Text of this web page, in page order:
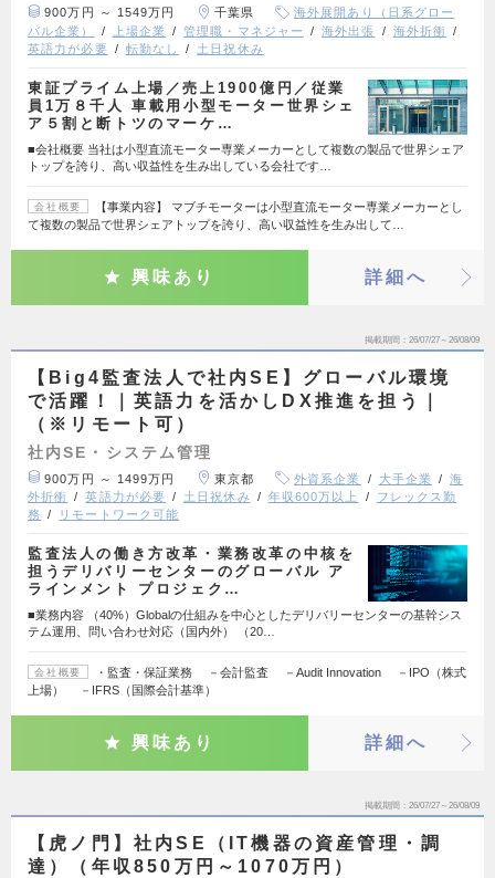
900万円 ～ 1549万円 千葉県
海外展開あり（日系グロー
バル企業）
上場企業 管理職・マネジャー 海外出張
海外折衝
英語力が必要
転勤なし 土日祝休み
東証プライム上場／売上1900億円／従業
員1万８千人 車載用小型モーター世界シェ
ア５割と断トツのマーケ…
■会社概要 当社は小型直流モーター専業メーカーとして複数の製品で世界シェア
トップを誇り、高い収益性を生み出している会社です…
会社概要
【事業内容】 マブチモーターは小型直流モーター専業メーカーとし
て複数の製品で世界シェアトップを誇り、高い収益性を生み出して…
興味あり 詳細へ
掲載期間 26/07/27～26/08/09
【Big4監査法人で社内SE】グローバル環境
で活躍！｜英語力を活かしDX推進を担う｜
（※リモート可）
社内SE・システム管理
900万円 ～ 1499万円 東京都 外資系企業 大手企業
海
外折衝
英語力が必要 土日祝休み 年収600万以上
フレックス勤
務
リモートワーク可能
監査法人の働き方改革・業務改革の中核を
担うデリバリーセンターのグローバル ア
ラインメント プロジェク…
■業務内容 （40%）Globalの仕組みを中心としたデリバリーセンターの基幹シス
テム運用、問い合わせ対応（国内外） （20…
会社概要
・監査・保証業務 －会計監査 －Audit Innovation －IPO（株式
上場） －IFRS（国際会計基準）
興味あり 詳細へ
掲載期間 26/07/27～26/08/09
【虎ノ門】社内SE（IT機器の資産管理・調
達）（年収850万円～1070万円）